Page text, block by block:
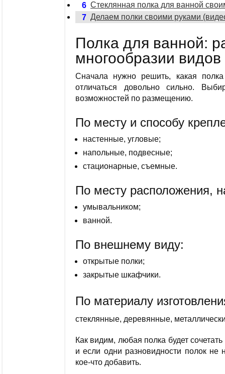
6 Стеклянная полка для ванной
7 Делаем полки своими руками
Полка для ванной:
многообразии видов
Сначала нужно решить, какая
отличаться довольно сильно.
возможностей по размещению.
По месту и способу
настенные, угловые;
напольные, подвесные;
стационарные, съемные.
По месту расположения,
умывальником;
ванной.
По внешнему виду:
открытые полки;
закрытые шкафчики.
По материалу
стеклянные, деревянные,
Как видим, любая полка будет
и если одни разновидности полок не
кое-что добавить.